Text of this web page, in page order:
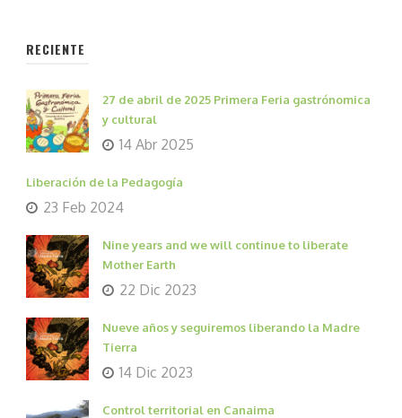
RECIENTE
27 de abril de 2025 Primera Feria gastrónomica
y cultural
14 Abr 2025
Liberación de la Pedagogía
23 Feb 2024
Nine years and we will continue to liberate
Mother Earth
22 Dic 2023
Nueve años y seguiremos liberando la Madre
Tierra
14 Dic 2023
Control territorial en Canaima